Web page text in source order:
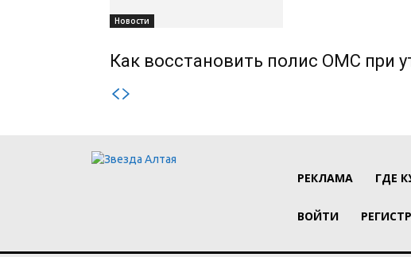
Новости
Как восстановить полис ОМС при
РЕКЛАМА ГДЕ
ВОЙТИ